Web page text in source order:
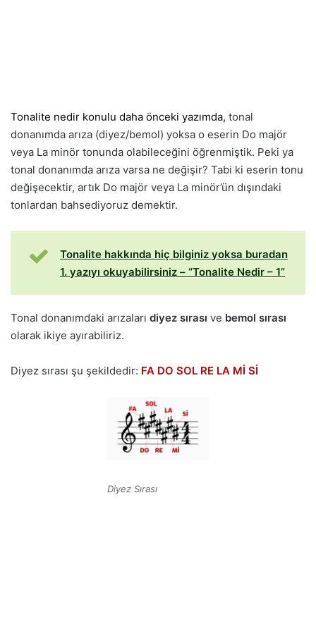
Tonalite nedir konulu daha önceki yazımda, tonal
donanımda arıza (diyez/bemol) yoksa o eserin Do majör
veya La minör tonunda olabileceğini öğrenmiştik. Peki ya
tonal donanımda arıza varsa ne değişir? Tabi ki eserin tonu
değişecektir, artık Do majör veya La minör’ün dışındaki
tonlardan bahsediyoruz demektir.
Tonalite hakkında hiç bilginiz yoksa buradan
1. yazıyı okuyabilirsiniz – “Tonalite Nedir – 1”
Tonal donanımdaki arızaları diyez sırası ve bemol sırası
olarak ikiye ayırabiliriz.
Diyez sırası şu şekildedir: FA DO SOL RE LA Mİ Sİ
Diyez Sırası